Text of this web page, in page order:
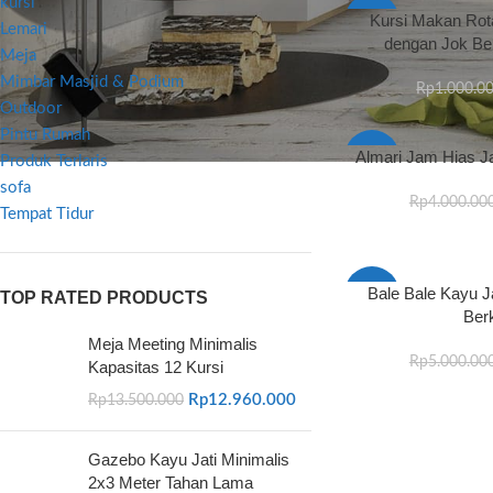
Lemari
Meja
Mimbar Masjid & Podium
Outdoor
Pintu Rumah
Produk Terlaris
sofa
Tempat Tidur
TOP RATED PRODUCTS
Meja Meeting Minimalis
Kapasitas 12 Kursi
Rp13.500.000 Rp12.960.000
Gazebo Kayu Jati Minimalis
2x3 Meter Tahan Lama
-4%
Kursi Makan
dengan Jok
Rp
-3%
Almari Jam Hias
Rp
-7%
Bale Bale Kayu
Rp